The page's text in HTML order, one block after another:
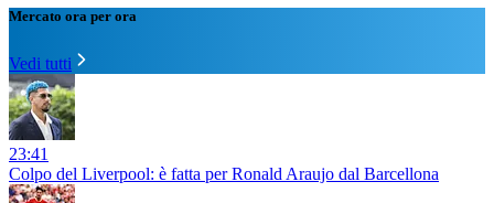
Mercato ora per ora
Vedi tutti
23:41
Colpo del Liverpool: è fatta per Ronald Araujo dal Barcellona